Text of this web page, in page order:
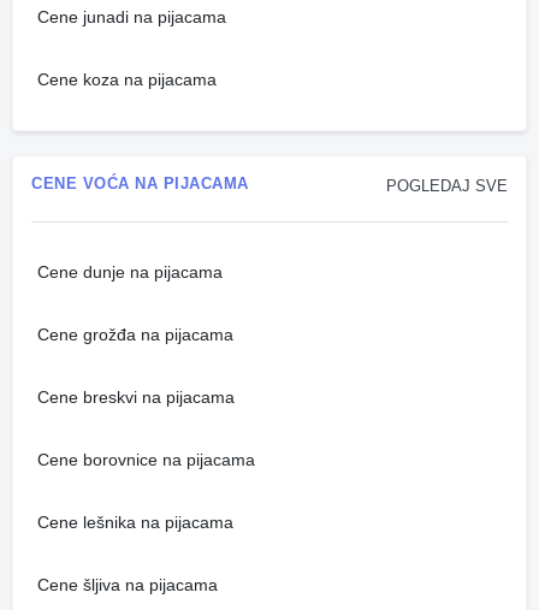
Cene junadi na pijacama
Cene koza na pijacama
POGLEDAJ SVE
CENE VOĆA NA PIJACAMA
Cene dunje na pijacama
Cene grožđa na pijacama
Cene breskvi na pijacama
Cene borovnice na pijacama
Cene lešnika na pijacama
Cene šljiva na pijacama